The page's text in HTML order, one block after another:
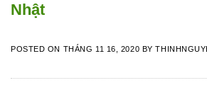
Nhật
POSTED ON THÁNG 11 16, 2020 BY